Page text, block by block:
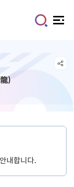
)
내합니다.